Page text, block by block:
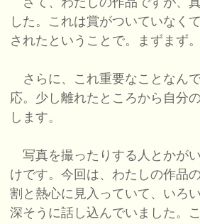
した。これは賞がついていなく
されたということで。まずまず。
さらに、これ重要なことなん
応。少し離れたところから自分
します。
写真を撮ったりする人とかが
けです。今回は、わたしの作品
割と熱心に見入っていて、いろ
深そうに話し込んでいました。